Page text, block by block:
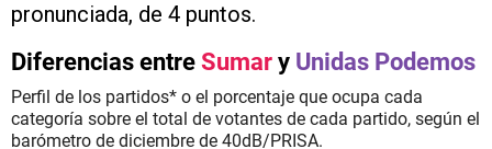
pronunciada, de 4 puntos.